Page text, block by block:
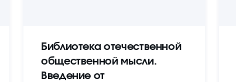
Библиотека отечественной
общественной мысли.
Введение от